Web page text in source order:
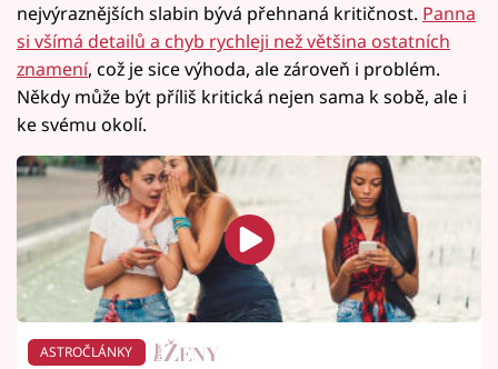
nejvýraznějších slabin bývá přehnaná kritičnost. Panna
si všímá detailů a chyb rychleji než většina ostatních
znamení, což je sice výhoda, ale zároveň i problém.
Někdy může být příliš kritická nejen sama k sobě, ale i
ke svému okolí.
ASTROČLÁNKY